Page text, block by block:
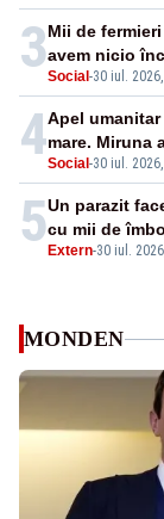
3Social -30 iul.
Mii de
avem nicio
4Social -30 iul.
Apel
mare. Miruna
5 Extern-30 iul.
Un parazit
cu mii de
MONDEN